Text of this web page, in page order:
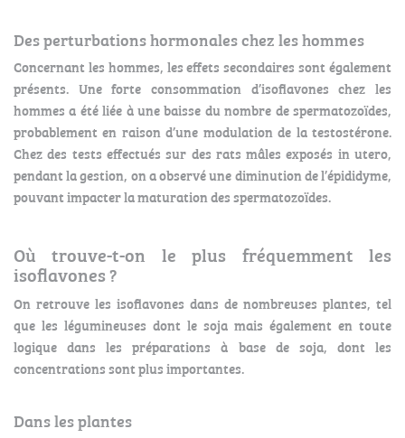
Des perturbations hormonales chez les hommes
Concernant les hommes, les effets secondaires sont également
présents. Une forte consommation d’isoflavones chez les
hommes a été liée à une baisse du nombre de spermatozoïdes,
probablement en raison d’une modulation de la testostérone.
Chez des tests effectués sur des rats mâles exposés in utero,
pendant la gestion, on a observé une diminution de l’épididyme,
pouvant impacter la maturation des spermatozoïdes.
Où trouve-t-on le plus fréquemment les
isoflavones ?
On retrouve les isoflavones dans de nombreuses plantes, tel
que les légumineuses dont le soja mais également en toute
logique dans les préparations à base de soja, dont les
concentrations sont plus importantes.
Dans les plantes